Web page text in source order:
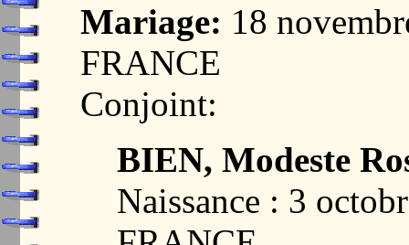
Mariage: 18
FRANCE
Conjoint:
BIEN, Modeste
Naissance : 3